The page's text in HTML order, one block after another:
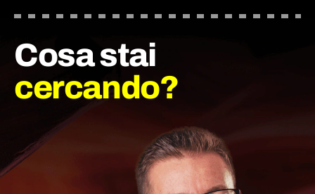
Cosa stai
cercando?